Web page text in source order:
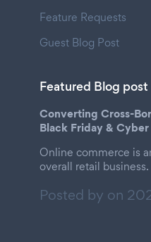
Feature Requests
Guest Blog Post
Featured Blog post
Converting Cross-
Black Friday &
Online commerce is
overall retail business.
Posted by on